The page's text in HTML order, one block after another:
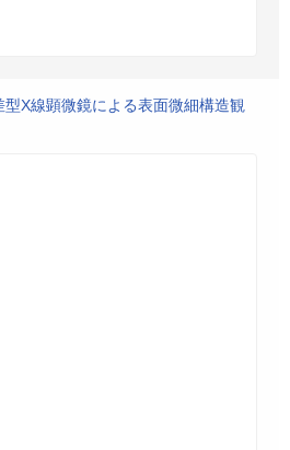
X線顕微鏡による表面微細構造観